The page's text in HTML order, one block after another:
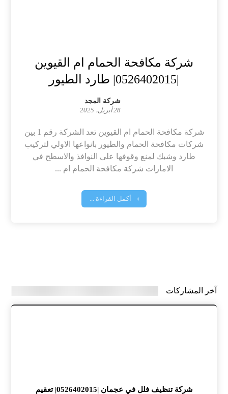
شركة مكافحة الحمام ام القيوين
|0526402015| طارد الطيور
شركة المجد
28 أبريل، 2025
شركة مكافحة الحمام ام القيوين تعد الشركة رقم 1 بين
شركات مكافحة الحمام والطيور بانواعها الاولي لتركيب
طارد وشبك لمنع وقوفها على النوافذ والاسطح في
الامارات شركة مكافحة الحمام ام ...
أكمل القراءة ...
آخر المشاركات
شركة تنظيف فلل في عجمان |0526402015| تعقيم